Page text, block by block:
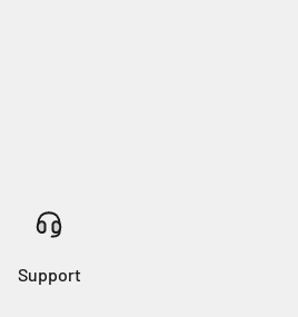
Support